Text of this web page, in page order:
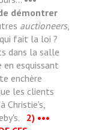
démontrer
auctioneers,
fait la loi ?
dans la salle
esquissant
enchère
les clients
Christie's,
2) •••